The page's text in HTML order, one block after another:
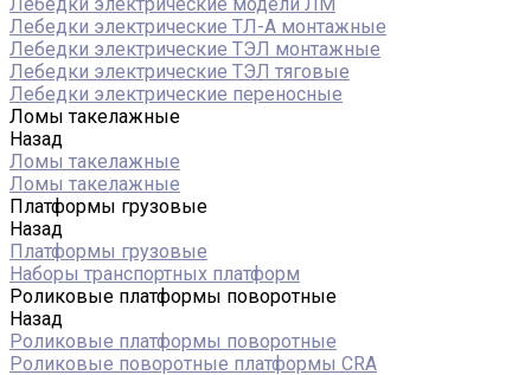
Лебедки электрические ТЛ-А монтажные
Лебедки электрические ТЭЛ монтажные
Лебедки электрические ТЭЛ тяговые
Лебедки электрические переносные
Ломы такелажные
Назад
Ломы такелажные
Ломы такелажные
Платформы грузовые
Назад
Платформы грузовые
Наборы транспортных платформ
Роликовые платформы поворотные
Назад
Роликовые платформы поворотные
Роликовые поворотные платформы CRA